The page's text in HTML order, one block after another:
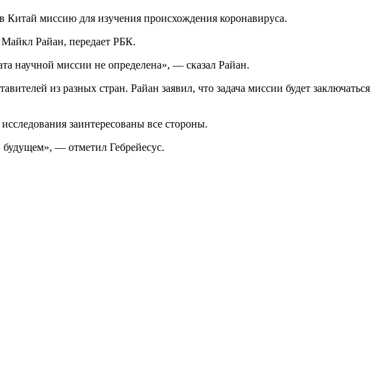
Китай миссию для изучения происхождения коронавируса.
Райан, передает РБК.
научной миссии не определена», — сказал Райан.
из разных стран. Райан заявил, что задача миссии будет заключаться
заинтересованы все стороны.
— отметил Гебрейесус.